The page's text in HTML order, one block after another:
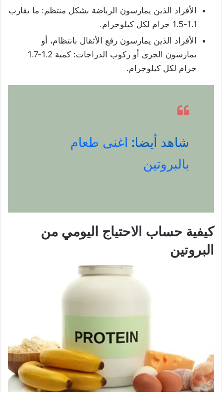
الأفراد الذين يمارسون الرياضة بشكل منتظم: ما يقارب
1.1-1.5 جرام لكل كيلوجرام.
الأفراد الذين يمارسون رفع الأثقال بانتظام، أو
يمارسون الجري أو ركوب الدراجات: كمية 1.2-1.7
جرام لكل كيلوجرام.
شاهد أيضا: اغنى طعام
بالبروتين
كيفية حساب الاحتياج اليومي من
البروتين